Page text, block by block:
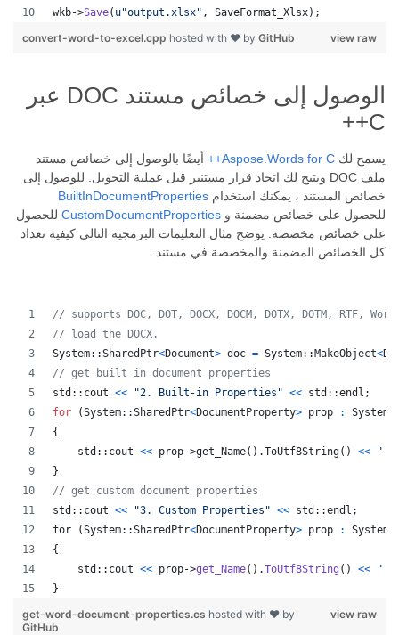
wkb->Save( u"output.xlsx" , SaveFormat_Xlsx);
view raw
convert-word-to-excel.cpp hosted with ❤ by GitHub
الوصول إلى خصائص مستند DOC عبر
C++
يسمح لك Aspose.Words for C++
أيضًا بالوصول إلى خصائص مستند
ملف DOC ويتيح لك اتخاذ قرار مستنير قبل عملية التحويل. للوصول إلى
خصائص المستند ، يمكنك استخدام BuiltInDocumentProperties
للحصول على خصائص مضمنة و CustomDocumentProperties للحصول
على خصائص مخصصة. يوضح مثال التعليمات البرمجية التالي كيفية تعداد
كل الخصائص المضمنة والمخصصة في مستند.
// supports DOC, DOT, DOCX, DOCM, DOTX, DOTM, RTF,
// load the DOCX.
System::SharedPtr<Document> doc = System:: MakeObject<
// get built in document properties
std :: cout << "2. Built-in Properties" << std ::endl ;
for
(System::SharedPtr<DocumentProperty> prop :
{
std :: cout << prop->get_Name( ) .ToUtf8String( ) <<
" :
}
// get custom document properties
std::cout << "3. Custom Properties" << std ::endl ;
for
(System::SharedPtr<DocumentProperty> prop :
{
std :: cout << prop->get_Name( ) .ToUtf8String ( ) <<
" :
}
view raw
get-word-document-properties.cs hosted with ❤ by
GitHub